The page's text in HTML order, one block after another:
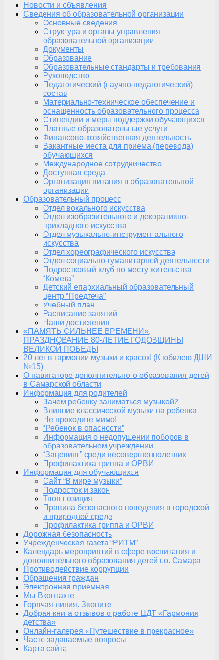
Новости и объявления
Сведения об образовательной организации
Основные сведения
Структура и органы управления
образовательной организации
Документы
Образование
Образовательные стандарты и требования
Руководство
Педагогический (научно-педагогический)
состав
Материально-техническое обеспечение и
оснащенность образовательного процесса
Стипендии и меры поддержки обучающихся
Платные образовательные услуги
Финансово-хозяйственная деятельность
Вакантные места для приема (перевода)
обучающихся
Международное сотрудничество
Доступная среда
Организация питания в образовательной
организации
Образовательный процесс
Отдел вокального искусства
Отдел изобразительного и декоративно-
прикладного искусства
Отдел музыкально-инструментального
искусства
Отдел хореографического искусства
Отдел социально-гуманитарной деятельности
Подростковый клуб по месту жительства
“Комета”
Детский епархиальный образовательный
центр “Предтеча”
Учебный план
Расписание занятий
Наши достижения
«ПАМЯТЬ СИЛЬНЕЕ ВРЕМЕНИ»,
ПРАЗДНОВАНИЕ 80-ЛЕТИЕ ГОДОВЩИНЫ
ВЕЛИКОЙ ПОБЕДЫ
20 лет в гармонии музыки и красок! (К юбилею ДШИ
№15)
О навигаторе дополнительного образования детей
в Самарской области
Информация для родителей
Зачем ребенку заниматься музыкой?
Влияние классической музыки на ребенка
Не проходите мимо!
“Ребенок в опасности”
Информация о недопущении поборов в
образовательном учреждении
“Зацепинг” среди несовершеннолетних
Профилактика гриппа и ОРВИ
Информация для обучающихся
Сайт “В мире музыки”
Подросток и закон
Твоя позиция
Правила безопасного поведения в городской
и природной среде
Профилактика гриппа и ОРВИ
Дорожная безопасность
Учрежденческая газета “РИТМ”
Календарь мероприятий в сфере воспитания и
дополнительного образования детей г.о. Самара
Противодействие коррупции
Обращения граждан
Электронная приемная
Мы Вконтакте
Горячая линия. Звоните
Добрая книга отзывов о работе ЦДТ «Гармония
детства»
Онлайн-галерея «Путешествие в прекрасное»
Часто задаваемые вопросы
Карта сайта